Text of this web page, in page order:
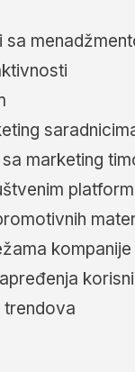
marketing
kompanije
trendova